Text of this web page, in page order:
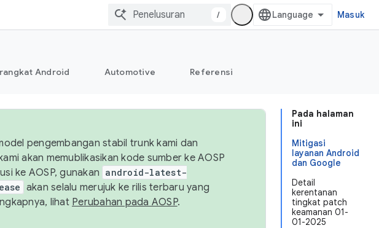
/ Masuk
Android Automotive Referensi
Pada halaman
ini
Mitigasi
layanan Android
dan Google
Detail
kerentanan
tingkat patch
keamanan 01-
01-2025
pengembangan stabil trunk kami dan
akan memublikasikan kode sumber ke AOSP
ke AOSP, gunakan android-latest-
akan selalu merujuk ke rilis terbaru yang
lihat Perubahan pada AOSP.